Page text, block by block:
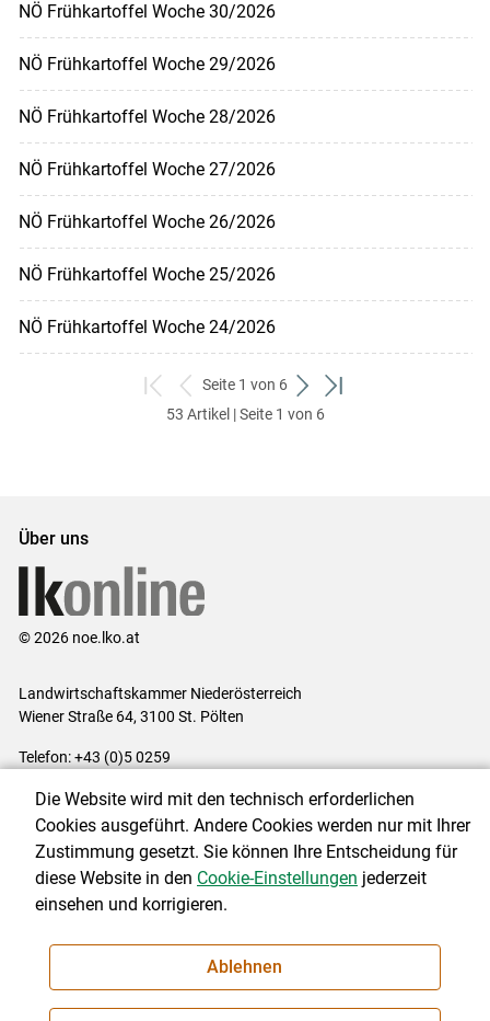
NÖ Frühkartoffel Woche 30/2026
NÖ Frühkartoffel Woche 29/2026
NÖ Frühkartoffel Woche 28/2026
NÖ Frühkartoffel Woche 27/2026
NÖ Frühkartoffel Woche 26/2026
NÖ Frühkartoffel Woche 25/2026
NÖ Frühkartoffel Woche 24/2026
zum
ersten
zurück
zum
Seite 1 von 6
weiter
zum
zum
53 Artikel | Seite 1 von 6
Über uns
© 2026 noe.lko.at
Landwirtschaftskammer Niederösterreich
Wiener Straße 64, 3100 St. Pölten
Telefon: +43 (0)5 0259
Impressum|Kontakt|Datenschutzerklärung|Barrierefreiheit|
Cookie-Einstellungen
NEWSLETTER
Die Website wird mit den technisch erforderlichen
Cookies ausgeführt. Andere Cookies werden nur mit Ihrer
Zustimmung gesetzt. Sie können Ihre Entscheidung für
diese Website in den Cookie-Einstellungen jederzeit
einsehen und korrigieren.
Ablehnen